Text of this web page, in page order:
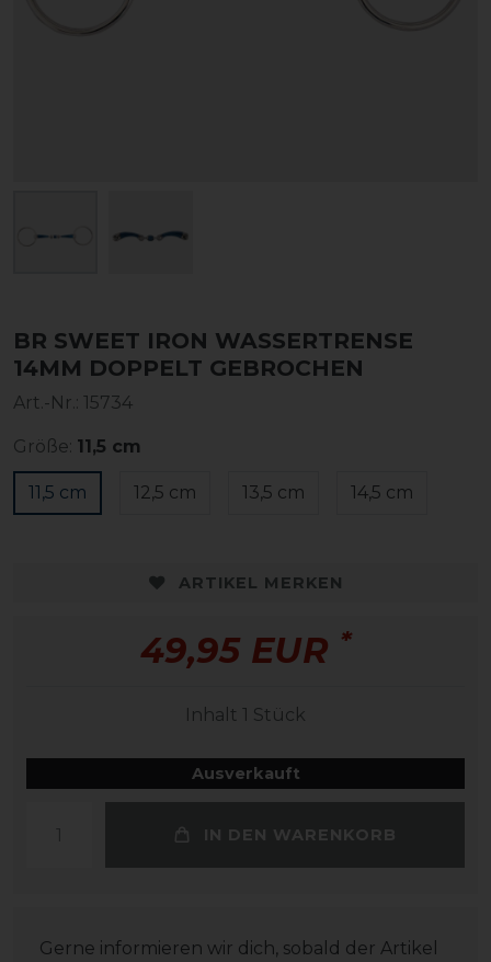
BR SWEET IRON WASSERTRENSE
14MM DOPPELT GEBROCHEN
Art.-Nr.: 15734
Größe: 11,5 cm
11,5 cm 12,5 cm 13,5 cm 14,5 cm
ARTIKEL MERKEN
49,95 EUR *
Inhalt 1 Stück
Ausverkauft
IN DEN WARENKORB
Gerne informieren wir dich, sobald der Artikel